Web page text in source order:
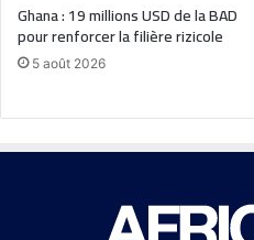
Ghana : 19 millions USD de la BAD
pour renforcer la filière rizicole
5 août 2026